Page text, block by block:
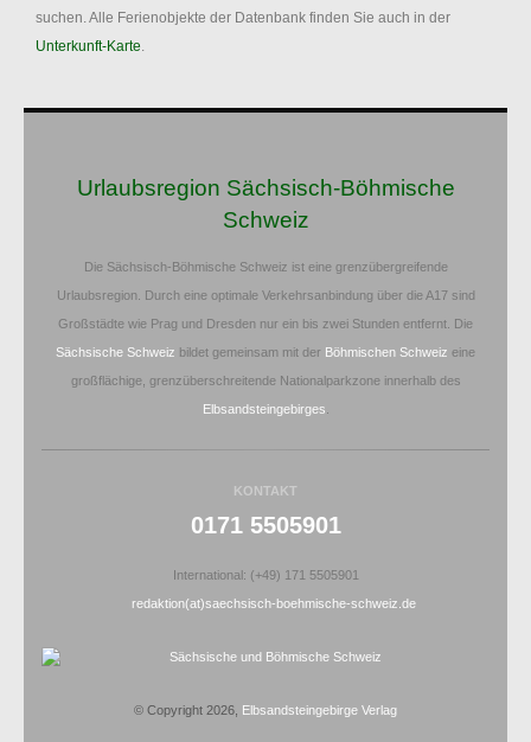
suchen. Alle Ferienobjekte der Datenbank finden Sie auch in der
Unterkunft-Karte.
Urlaubsregion Sächsisch-Böhmische
Schweiz
Die Sächsisch-Böhmische Schweiz ist eine grenzübergreifende
Urlaubsregion. Durch eine optimale Verkehrsanbindung über die A17 sind
Großstädte wie Prag und Dresden nur ein bis zwei Stunden entfernt. Die
Sächsische Schweiz bildet gemeinsam mit der Böhmischen Schweiz eine
großflächige, grenzüberschreitende Nationalparkzone innerhalb des
Elbsandsteingebirges
KONTAKT
0171 5505901
International: (+49) 171 5505901
redaktion(at)saechsisch-boehmische-schweiz.de
© Copyright 2026, Elbsandsteingebirge Verlag